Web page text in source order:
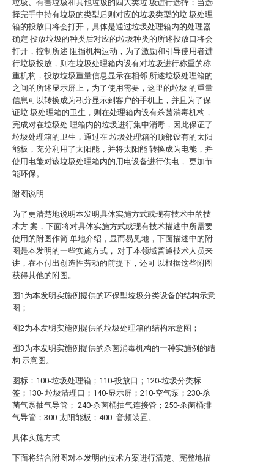
垃圾、有害垃圾和其他垃圾的四大类垃 圾进行选择；当选
择完手中持有垃圾的类型后则对应的垃圾类型的垃 圾处理
箱的投放口将会打开，具体是通过垃圾处理箱内的处理器
确定 投放垃圾的种类后对应的垃圾种类的所述投放口将会
打开，控制所述 阻挡机构运动，为了激励和引导使用者进
行垃圾投放，则在垃圾处理箱内设有对垃圾进行称重的称
重机构，投放垃圾重量信息显示在相邻 所述垃圾处理箱的
之间的所述显示屏上，为了使用需要，这里的垃圾 的重量
信息可以转换成为积分显示到客户的手机上，并且为了保
证垃 圾处理箱的卫生，则在处理箱内设有杀菌消毒机构，
完成对在垃圾处 理箱内的垃圾进行集中消毒，因此保证了
垃圾处理箱的卫生，通过在 垃圾处理箱的顶部设有的太阳
能板，充分利用了太阳能，并将太阳能 转换成为电能，并
使用电能对该垃圾处理箱内的用电设备进行供电， 更加节
能环保。
附图说明
为了更清楚地说明本发明具体实施方式或现有技术中的技
术方 案，下面将对具体实施方式或现有技术描述中所需要
使用的附图作简 单地介绍，显而易见地，下面描述中的附
图是本发明的一些实施方式， 对于本领域普通技术人员来
讲，在不付出创造性劳动的前提下，还可 以根据这些附图
获得其他的附图。
图1为本发明实施例提供的环保型垃圾分类设备的结构示意
图；
图2为本发明实施例提供的垃圾处理箱的结构示意图；
图3为本发明实施例提供的杀菌消毒机构的一种实施例的结
构 示意图。
图标：100-垃圾处理箱；110-投放口；120-垃圾分类标
签；130- 垃圾清理口；140-显示屏；210-空气泵；230-杀
菌气泵抽气导管； 240-杀菌桶抽气连接管；250-杀菌桶排
气导管；300-太阳能板；400- 音频装置。
具体实施方式
下面将结合附图对本发明的技术方案进行清楚、完整地描